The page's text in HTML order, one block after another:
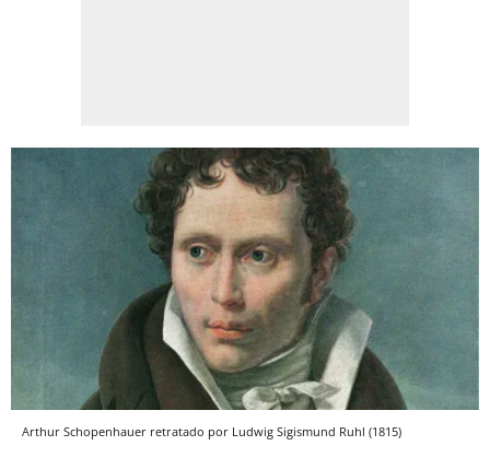
Arthur Schopenhauer retratado por Ludwig Sigismund Ruhl (1815)